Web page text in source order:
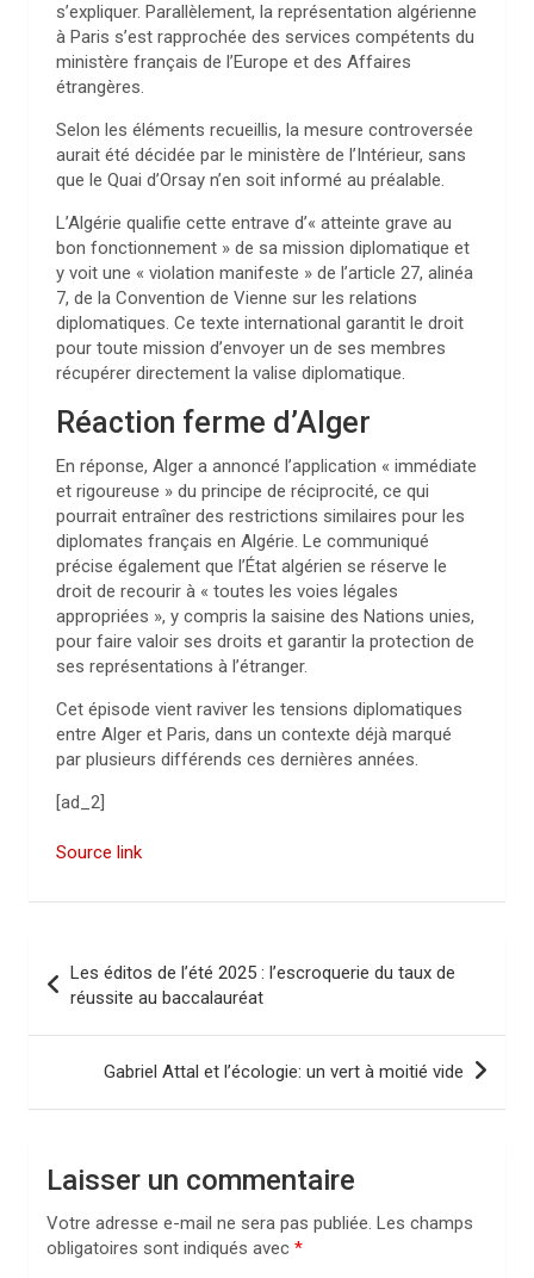
s’expliquer. Parallèlement, la représentation algérienne
à Paris s’est rapprochée des services compétents du
ministère français de l’Europe et des Affaires
étrangères.
Selon les éléments recueillis, la mesure controversée
aurait été décidée par le ministère de l’Intérieur, sans
que le Quai d’Orsay n’en soit informé au préalable.
L’Algérie qualifie cette entrave d’« atteinte grave au
bon fonctionnement » de sa mission diplomatique et
y voit une « violation manifeste » de l’article 27, alinéa
7, de la Convention de Vienne sur les relations
diplomatiques. Ce texte international garantit le droit
pour toute mission d’envoyer un de ses membres
récupérer directement la valise diplomatique.
Réaction ferme d’Alger
En réponse, Alger a annoncé l’application « immédiate
et rigoureuse » du principe de réciprocité, ce qui
pourrait entraîner des restrictions similaires pour les
diplomates français en Algérie. Le communiqué
précise également que l’État algérien se réserve le
droit de recourir à « toutes les voies légales
appropriées », y compris la saisine des Nations unies,
pour faire valoir ses droits et garantir la protection de
ses représentations à l’étranger.
Cet épisode vient raviver les tensions diplomatiques
entre Alger et Paris, dans un contexte déjà marqué
par plusieurs différends ces dernières années.
[ad_2]
Source link
v
g
Les éditos de l’été 2025 : l’escroquerie du taux de
réussite au baccalauréat
Gabriel Attal et l’écologie: un vert à moitié vide
Laisser un commentaire
Votre adresse e-mail ne sera pas publiée. Les champs
obligatoires sont indiqués avec *